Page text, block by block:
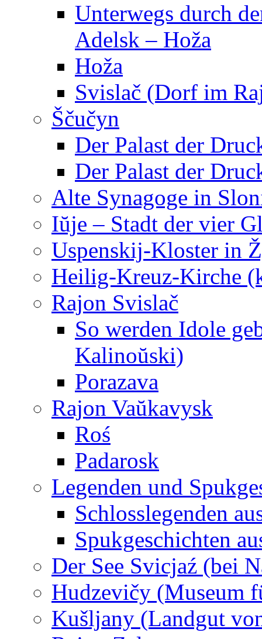
Unterwegs durch
Adelsk – Hoža
Hoža
Svislač (Dorf im
Ščučyn
Der Palast der
Der Palast der
Alte Synagoge in
Iŭje – Stadt der vier
Uspenskij-Kloster in
Heilig-Kreuz-Kirche
Rajon Svislač
So werden Idole
Kalinoŭski)
Porazava
Rajon Vaŭkavysk
Roś
Padarosk
Legenden und
Schlosslegenden
Spukgeschichten
Der See Svicjaź (bei
Hudzevičy (Museum
Kušljany (Landgut